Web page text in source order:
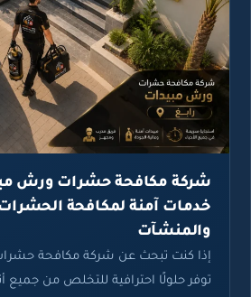
شركة مكافحة حشرات ورش
خدمات آمنة لمكافحة الحشرات في
والمنشآت
إذا كنت تبحث عن شركة مكافحة حشرات
توفر حلولًا احترافية للتخلص من جميع